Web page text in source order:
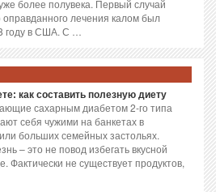
более полувека. Первый случай
лечения калом был
году в США. С …
как составить полезную диету
сахарным диабетом 2-го типа
себя чужими на банкетах в
больших семейных застольях.
– это не повод избегать вкусной
Фактически не существует продуктов,